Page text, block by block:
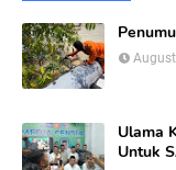
Ulama
Untuk